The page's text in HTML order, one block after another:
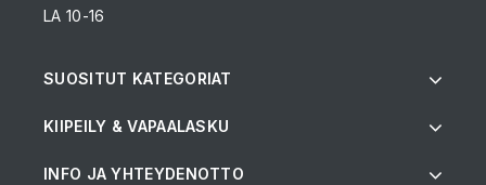
LA 10-16
SUOSITUT KATEGORIAT
KIIPEILY & VAPAALASKU
INFO JA YHTEYDENOTTO